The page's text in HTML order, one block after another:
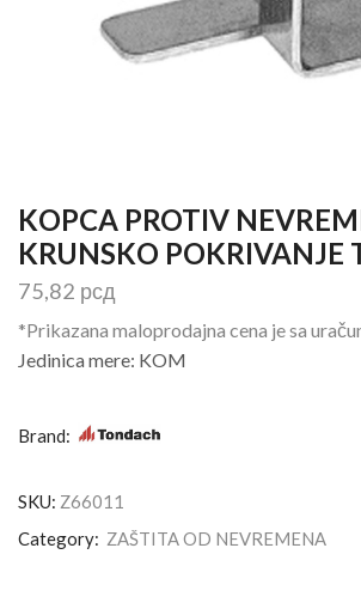
KOPCA PROTIV
KRUNSKO POKRIVANJE
75,82 рсд
*Prikazana maloprodajna cena je sa
Jedinica mere: KOM
Brand:
SKU: Z66011
Category: ZAŠTITA OD NEVREMENA